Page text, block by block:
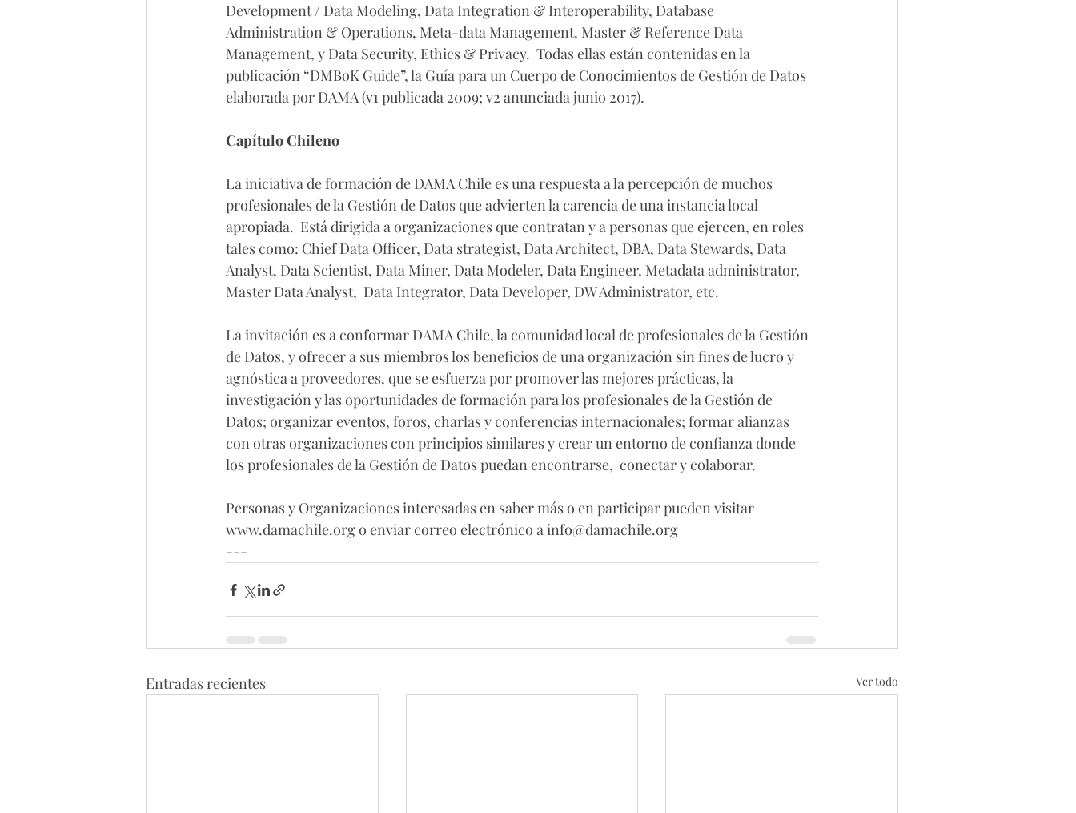
Development / Data Modeling, Data Integration & Interoperability, Database
Administration & Operations, Meta-data Management, Master & Reference Data
Management, y Data Security, Ethics & Privacy.  Todas ellas están contenidas en la
publicación “DMBoK Guide”, la Guía para un Cuerpo de Conocimientos de Gestión de Datos
elaborada por DAMA (v1 publicada 2009; v2 anunciada junio 2017).
Capítulo Chileno
La iniciativa de formación de DAMA Chile es una respuesta a la percepción de muchos
profesionales de la Gestión de Datos que advierten la carencia de una instancia local
apropiada.  Está dirigida a organizaciones que contratan y a personas que ejercen, en roles
tales como: Chief Data Officer, Data strategist, Data Architect, DBA, Data Stewards, Data
Analyst, Data Scientist, Data Miner, Data Modeler, Data Engineer, Metadata administrator,
Master Data Analyst,  Data Integrator, Data Developer, DW Administrator, etc.
La invitación es a conformar DAMA Chile, la comunidad local de profesionales de la Gestión
de Datos, y ofrecer a sus miembros los beneficios de una organización sin fines de lucro y
agnóstica a proveedores, que se esfuerza por promover las mejores prácticas, la
investigación y las oportunidades de formación para los profesionales de la Gestión de
Datos; organizar eventos, foros, charlas y conferencias internacionales; formar alianzas
con otras organizaciones con principios similares y crear un entorno de confianza donde
los profesionales de la Gestión de Datos puedan encontrarse,  conectar y colaborar.
Personas y Organizaciones interesadas en saber más o en participar pueden visitar
www.damachile.org o enviar correo electrónico a info@damachile.org
---
Entradas recientes Ver todo